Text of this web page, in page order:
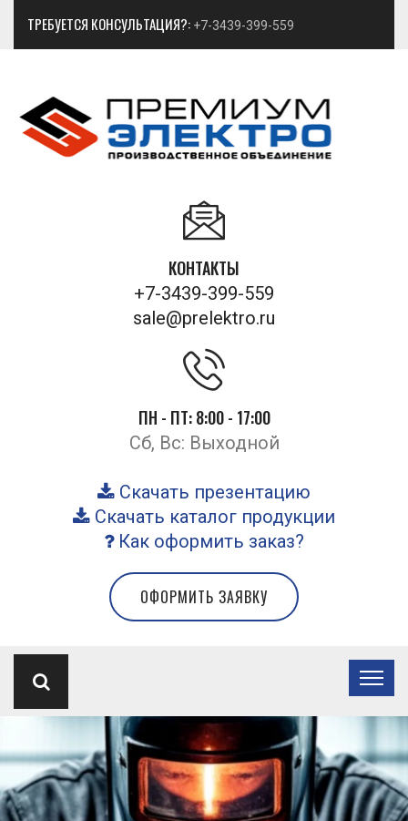
ТРЕБУЕТСЯ КОНСУЛЬТАЦИЯ?: +7-3439-399-559
КОНТАКТЫ
+7-3439-399-559
sale@prelektro.ru
ПН - ПТ: 8:00 - 17:00
Сб, Вс: Выходной
Скачать презентацию
Скачать каталог продукции
Как оформить заказ?
ОФОРМИТЬ ЗАЯВКУ